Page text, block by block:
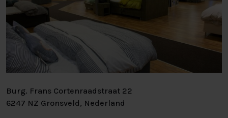
Burg. Frans Cortenraadstraat 22
6247 NZ Gronsveld, Nederland